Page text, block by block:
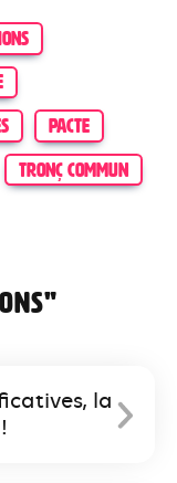
PACTE
TRONÇ COMMUN
la